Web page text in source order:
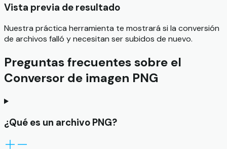
Vista previa de resultado
Nuestra práctica herramienta te mostrará si la conversión
de archivos falló y necesitan ser subidos de nuevo.
Preguntas frecuentes sobre el
Conversor de imagen PNG
¿Qué es un archivo PNG?